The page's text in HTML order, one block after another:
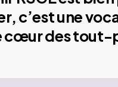
c’est une
cœur des tout-